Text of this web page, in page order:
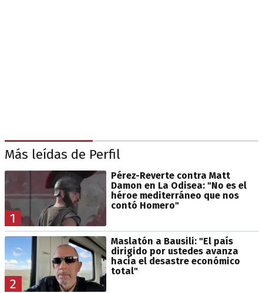
Más leídas de Perfil
1
Pérez-Reverte contra Matt
Damon en La Odisea: "No es el
héroe mediterráneo que nos
contó Homero"
2
Maslatón a Bausili: "El país
dirigido por ustedes avanza
hacia el desastre económico
total"